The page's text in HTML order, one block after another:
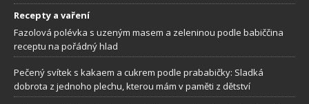
Recepty a vaření
Fazolová polévka s uzeným masem a zeleninou podle babiččina
receptu na pořádný hlad
Pečený svítek s kakaem a cukrem podle prababičky: Sladká
dobrota z jednoho plechu, kterou mám v paměti z dětství